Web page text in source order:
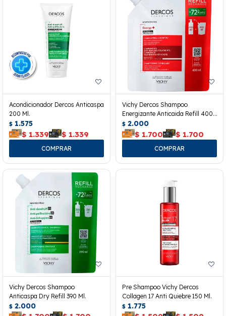
Acondicionador Dercos Anticaspa
200 Ml.
$ 1.575
$ 1.339 $ 1.339
Vichy Dercos Shampoo
Energizante Anticaida Refill 400
Ml.
$ 2.000
$ 1.700 $ 1.700
Vichy Dercos Shampoo
Anticaspa Dry Refill 390 Ml.
$ 2.000
Pre Shampoo Vichy Dercos
Collagen 17 Anti Quiebre 150 Ml.
$ 1.775